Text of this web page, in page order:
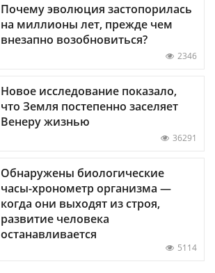
Почему эволюция застопорилась
на миллионы лет, прежде чем
внезапно возобновиться?
2346
Новое исследование показало,
что Земля постепенно заселяет
Венеру жизнью
36291
Обнаружены биологические
часы-хронометр организма —
когда они выходят из строя,
развитие человека
останавливается
5114